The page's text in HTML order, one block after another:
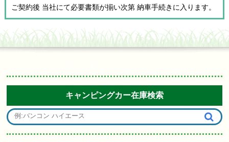
ご契約後 当社にて必要書類が揃い次第 納車手続きに入ります。
キャンピングカー在庫検索